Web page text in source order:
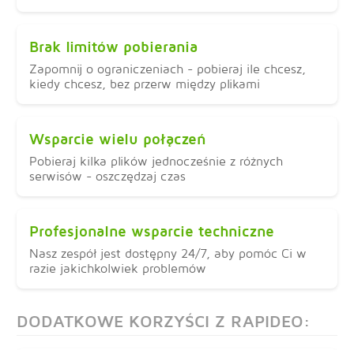
Brak limitów pobierania
Zapomnij o ograniczeniach - pobieraj ile chcesz,
kiedy chcesz, bez przerw między plikami
Wsparcie wielu połączeń
Pobieraj kilka plików jednocześnie z różnych
serwisów - oszczędzaj czas
Profesjonalne wsparcie techniczne
Nasz zespół jest dostępny 24/7, aby pomóc Ci w
razie jakichkolwiek problemów
DODATKOWE KORZYŚCI Z RAPIDEO: